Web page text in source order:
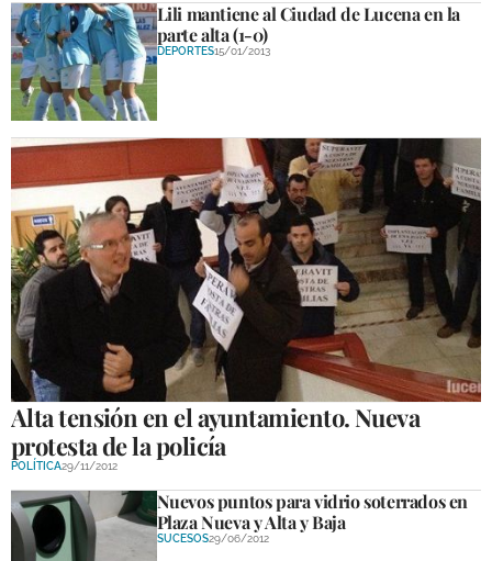
Lili mantiene al Ciudad de Lucena en la
parte alta (1-0)
DEPORTES15/01/2013
Alta tensión en el ayuntamiento. Nueva
protesta de la policía
POLÍTICA29/11/2012
Nuevos puntos para vidrio soterrados en
Plaza Nueva y Alta y Baja
SUCESOS29/06/2012